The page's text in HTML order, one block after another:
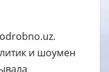
и шоумен